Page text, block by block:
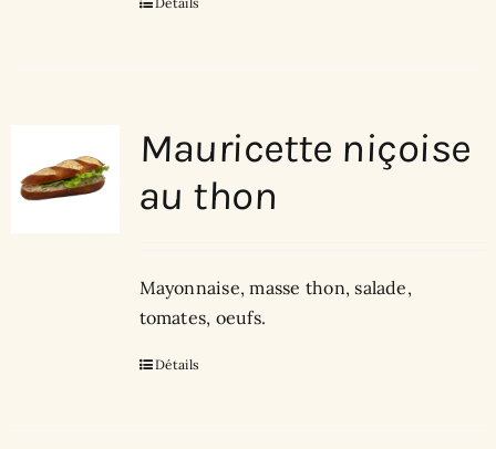
Mauricette niçoise
au thon
Mayonnaise, masse thon, salade,
tomates, oeufs.
Détails